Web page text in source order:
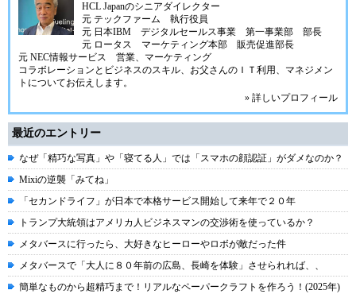
HCL Japanのシニアダイレクター
元 テックファーム 執行役員
元 日本IBM デジタルセールス事業 第一事業部 部長
元 ロータス マーケティング本部 販売促進部長
元 NEC情報サービス 営業、マーケティング
コラボレーションとビジネスのスキル、お父さんのＩＴ利用、マネジメン
トについてお伝えします。
» 詳しいプロフィール
最近のエントリー
なぜ「精巧な写真」や「寝てる人」では「スマホの顔認証」がダメなのか？
Mixiの逆襲「みてね」
「セカンドライフ」が日本で本格サービス開始して来年で２０年
トランプ大統領はアメリカ人ビジネスマンの交渉術を使っているか？
メタバースに行ったら、大好きなヒーローやロボが敵だった件
メタバースで「大人に８０年前の広島、長崎を体験」させられれば、、
簡単なものから超精巧まで！リアルなペーパークラフトを作ろう！(2025年)